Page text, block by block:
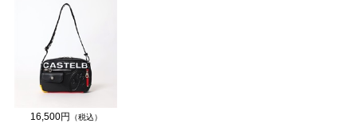
16,500円 （税込）